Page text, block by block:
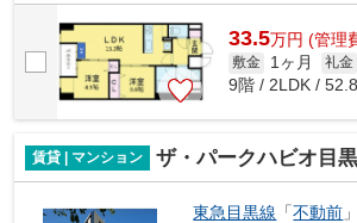
充実しているマンションです。お友達...
33.5万円 (管理
敷金 1ヶ月 礼金
9階 / 2LDK /
賃貸 | マンション ザ・パークハビオ目
東急目黒線 「不動前